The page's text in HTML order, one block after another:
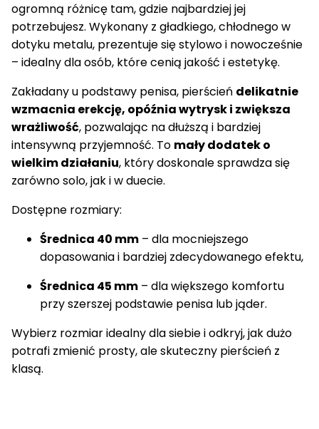
ogromną różnicę tam, gdzie najbardziej jej
potrzebujesz. Wykonany z gładkiego, chłodnego w
dotyku metalu, prezentuje się stylowo i nowocześnie
– idealny dla osób, które cenią jakość i estetykę.
Zakładany u podstawy penisa, pierścień delikatnie
wzmacnia erekcję, opóźnia wytrysk i zwiększa
wrażliwość, pozwalając na dłuższą i bardziej
intensywną przyjemność. To mały dodatek o
wielkim działaniu, który doskonale sprawdza się
zarówno solo, jak i w duecie.
Dostępne rozmiary:
Średnica 40 mm – dla mocniejszego
dopasowania i bardziej zdecydowanego efektu,
Średnica 45 mm – dla większego komfortu
przy szerszej podstawie penisa lub jąder.
Wybierz rozmiar idealny dla siebie i odkryj, jak dużo
potrafi zmienić prosty, ale skuteczny pierścień z
klasą.